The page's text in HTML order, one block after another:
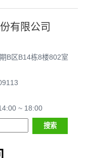
有限公司
B区B14栋8楼802室
~ 18:00